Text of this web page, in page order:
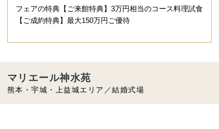
フェアの特典【ご来館特典】3万円相当のコース料理試食
【ご成約特典】最大150万円ご優待
熊本・宇城・上益城エリア／結婚式場
マリエール神水苑